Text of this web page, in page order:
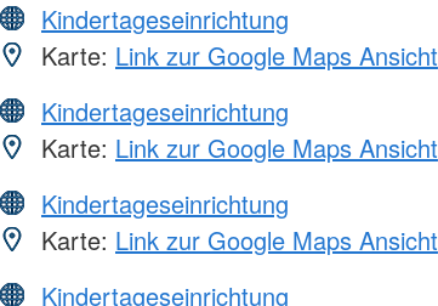
Kindertageseinrichtung
Karte: Link zur Google Maps Ansicht
Kindertageseinrichtung
Karte: Link zur Google Maps Ansicht
Kindertageseinrichtung
Karte: Link zur Google Maps Ansicht
Kindertageseinrichtung